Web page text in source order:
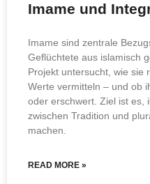
Imame und
Imame sind zentrale
Geflüchtete aus islamisch
Projekt untersucht, wie sie
Werte vermitteln – und ob
oder erschwert. Ziel ist es,
zwischen Tradition und
machen.
READ MORE »